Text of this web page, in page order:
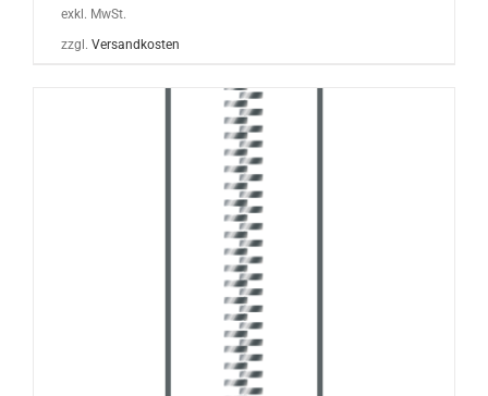
exkl. MwSt.
zzgl. Versandkosten